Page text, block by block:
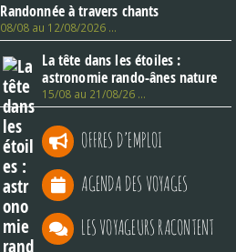
Randonnée à travers chants
08/08 au 12/08/2026 …
La tête dans les étoiles :
astronomie rando-ânes nature
15/08 au 21/08/26 …
OFFRES D’EMPLOI
AGENDA DES VOYAGES
LES VOYAGEURS RACONTENT